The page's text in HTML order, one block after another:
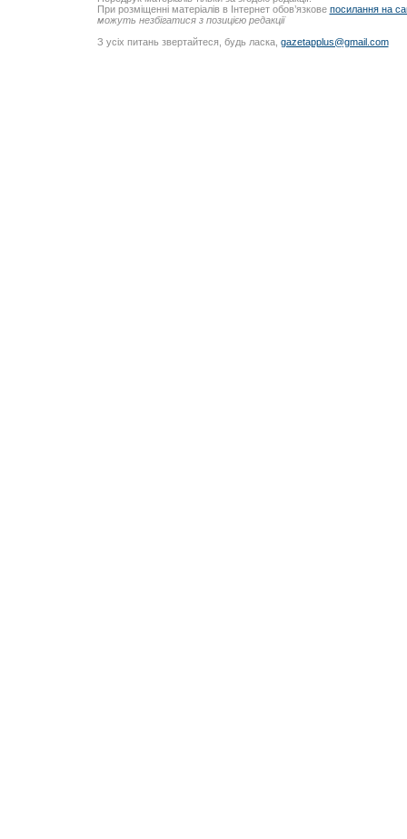
При розміщенні матеріалів в Інтернет обов’язкове посилання на
можуть незбігатися з позицією редакції
З усіх питань звертайтеся, будь ласка, gazetapplus@gmail.com